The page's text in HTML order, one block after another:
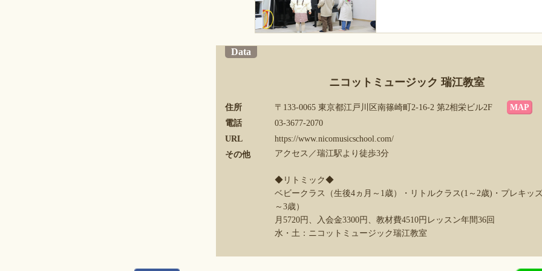
Data
ニコットミュージック 瑞江教室
住所 〒133-0065 東京都江戸川区南篠崎町2-16-2 第2相栄ビル2F
MAP
電話
03-3677-2070
URL
https://www.nicomusicschool.com/
その他
アクセス／瑞江駅より徒歩3分
◆リトミック◆
ベビークラス（生後4ヵ月～1歳）・リトルクラス(1～2歳)・プレキッ
～3歳）
月5720円、入会金3300円、教材費4510円レッスン年間36回
水・土：ニコットミュージック瑞江教室